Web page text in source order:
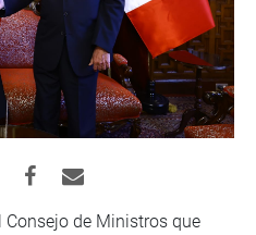
de Ministros que